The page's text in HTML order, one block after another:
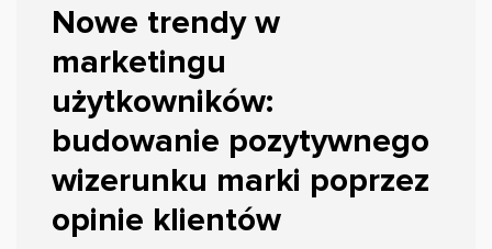
Nowe trendy w
marketingu
użytkowników:
budowanie pozytywnego
wizerunku marki poprzez
opinie klientów